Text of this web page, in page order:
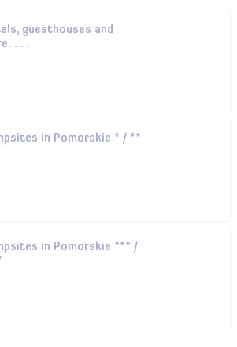
guesthouses and
. . .
in Pomorskie * / **
in Pomorskie *** /